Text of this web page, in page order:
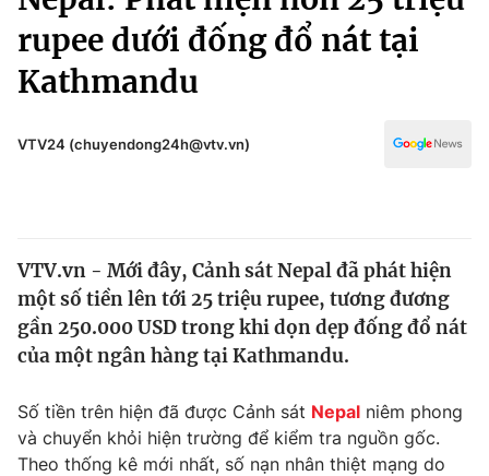
Chuyên mục
Chính trị
Thế giới
Tin tức
Thế giới đó đây
Câu chuyện quốc tế
Kinh tế
Tài chính
Thị trường
Dữ liệu và đời sống
Thể thao
Truyền hình
Đời sống
rupee dưới đống đổ nát tại
Kathmandu
VTV24 (chuyendong24h@vtv.vn)
VTV.vn - Mới đây, Cảnh sát Nepal đã phát hiện
một số tiền lên tới 25 triệu rupee, tương đương
gần 250.000 USD trong khi dọn dẹp đống đổ nát
của một ngân hàng tại Kathmandu.
Số tiền trên hiện đã được Cảnh sát Nepal niêm phong
và chuyển khỏi hiện trường để kiểm tra nguồn gốc.
Theo thống kê mới nhất, số nạn nhân thiệt mạng do